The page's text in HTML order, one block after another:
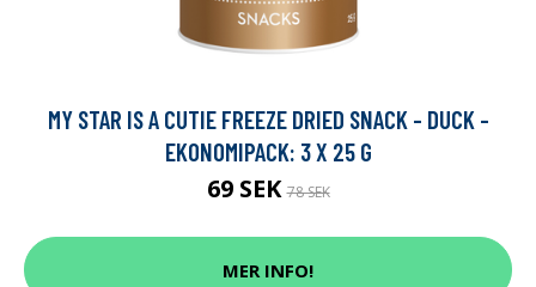
MY STAR IS A CUTIE FREEZE DRIED SNACK - DUCK -
EKONOMIPACK: 3 X 25 G
69 SEK78 SEK
MER INFO!